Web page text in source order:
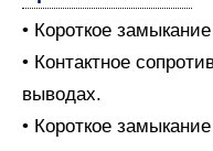
• Короткое
• Контактное
выводах.
• Короткое